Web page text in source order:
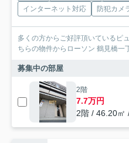
インターネット対応
防犯カメ
多くの方からご好評頂いているピ
ちらの物件からローソン 鶴見橋一
募集中の部屋
2階
7.7万円
2階 / 46.20㎡